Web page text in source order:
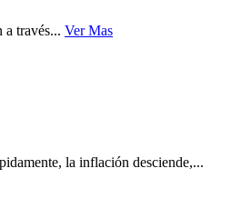
través... Ver Mas
la inflación desciende,...